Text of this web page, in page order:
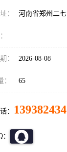
： 河南省郑州二
： 2026-08-08
： 65
：